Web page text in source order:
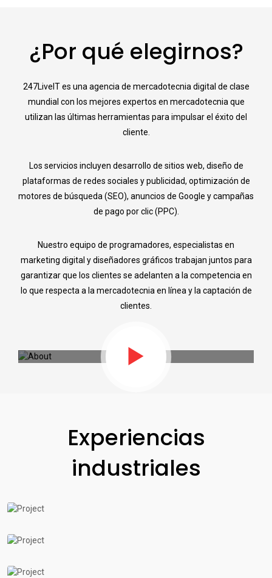
¿Por qué elegirnos?
247LiveIT es una agencia de mercadotecnia digital de clase
mundial con los mejores expertos en mercadotecnia que
utilizan las últimas herramientas para impulsar el éxito del
cliente.
Los servicios incluyen desarrollo de sitios web, diseño de
plataformas de redes sociales y publicidad, optimización de
motores de búsqueda (SEO), anuncios de Google y campañas
de pago por clic (PPC).
Nuestro equipo de programadores, especialistas en
marketing digital y diseñadores gráficos trabajan juntos para
garantizar que los clientes se adelanten a la competencia en
lo que respecta a la mercadotecnia en línea y la captación de
clientes.
Experiencias
industriales